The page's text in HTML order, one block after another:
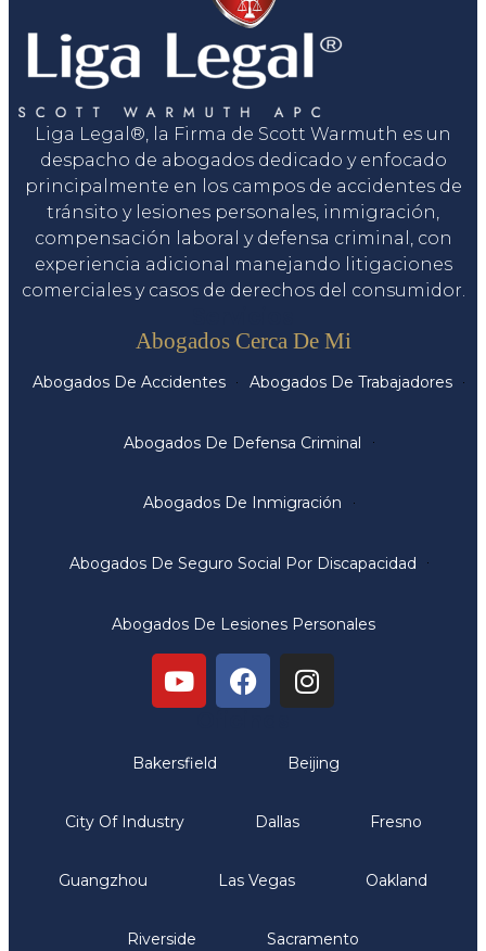
Liga Legal®, la Firma de Scott Warmuth es un
despacho de abogados dedicado y enfocado
principalmente en los campos de accidentes de
tránsito y lesiones personales, inmigración,
compensación laboral y defensa criminal, con
experiencia adicional manejando litigaciones
comerciales y casos de derechos del consumidor.
Abogados Cerca De Mi
Abogados De Accidentes Abogados De Trabajadores
Abogados De Defensa Criminal
Abogados De Inmigración
Abogados De Seguro Social Por Discapacidad
Abogados De Lesiones Personales
Bakersfield Beijing
City Of Industry Dallas Fresno
Guangzhou Las Vegas Oakland
Riverside Sacramento